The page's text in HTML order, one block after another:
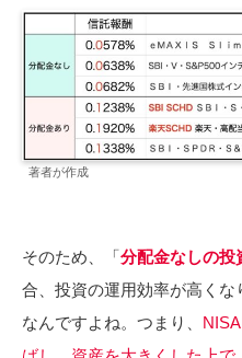
著者が作成
そのため、「分配金なしの投
合、投資の運用効率が高く
なんですよね。つまり、